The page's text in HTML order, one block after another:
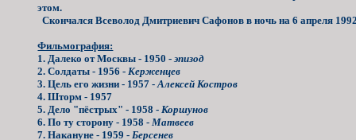
этом.
Скончался Всеволод Дмитриевич Сафонов в ночь на 6 апреля
Фильмография:
1. Далеко от Москвы - 1950 -эпизод
2. Солдаты - 1956 - Керженцев
3. Цель его жизни - 1957 -Алексей Костров
4. Шторм - 1957
5. Дело "пёстрых" - 1958 - Коршунов
6. По ту сторону - 1958 - Матвеев
7. Накануне - 1959 - Берсенев